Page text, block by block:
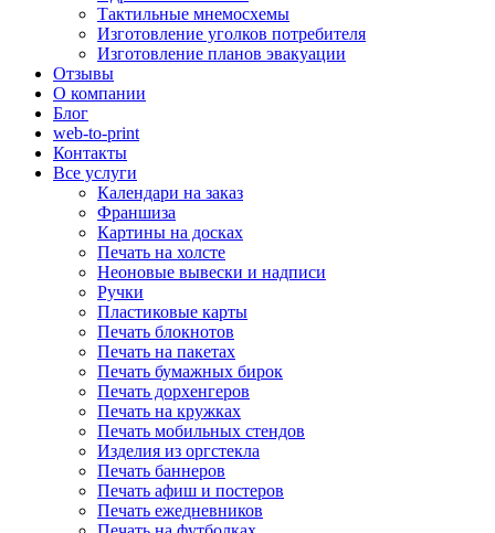
Тактильные мнемосхемы
Изготовление уголков потребителя
Изготовление планов эвакуации
Отзывы
О компании
Блог
web-to-print
Контакты
Все услуги
Календари на заказ
Франшиза
Картины на досках
Печать на холсте
Неоновые вывески и надписи
Ручки
Пластиковые карты
Печать блокнотов
Печать на пакетах
Печать бумажных бирок
Печать дорхенгеров
Печать на кружках
Печать мобильных стендов
Изделия из оргстекла
Печать баннеров
Печать афиш и постеров
Печать ежедневников